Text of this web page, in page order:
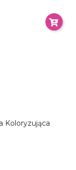
Koloryzująca